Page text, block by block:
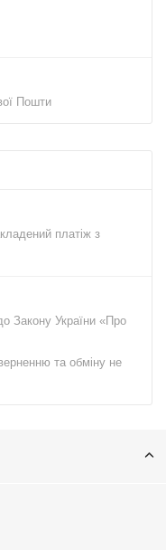
Пошти
платіж з
Закону України «Про
та обміну не